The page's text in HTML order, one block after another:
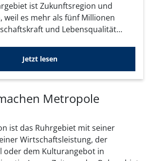
ist Zukunftsregion und
weil es mehr als fünf Millionen
und Lebensqualität
Jetzt lesen
Metropole
ist das Ruhrgebiet mit seiner
Wirtschaftsleistung, der
oder dem Kulturangebot in